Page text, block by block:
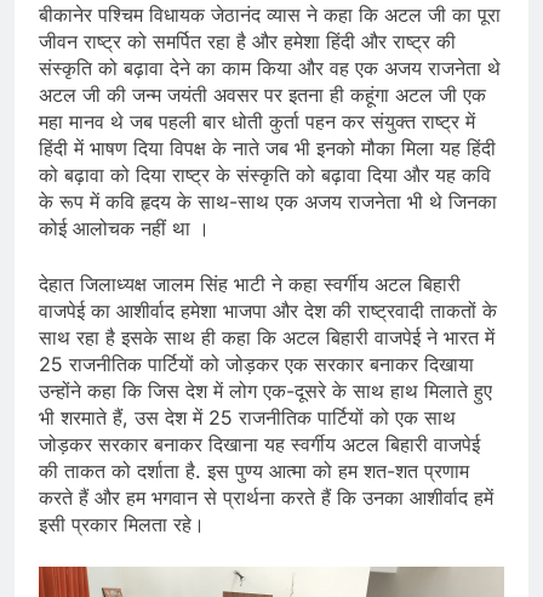
बीकानेर पश्चिम विधायक जेठानंद व्यास ने कहा कि अटल जी का पूरा
जीवन राष्ट्र को समर्पित रहा है और हमेशा हिंदी और राष्ट्र की
संस्कृति को बढ़ावा देने का काम किया और वह एक अजय राजनेता थे
अटल जी की जन्म जयंती अवसर पर इतना ही कहूंगा अटल जी एक
महा मानव थे जब पहली बार धोती कुर्ता पहन कर संयुक्त राष्ट्र में
हिंदी में भाषण दिया विपक्ष के नाते जब भी इनको मौका मिला यह हिंदी
को बढ़ावा को दिया राष्ट्र के संस्कृति को बढ़ावा दिया और यह कवि
के रूप में कवि हृदय के साथ-साथ एक अजय राजनेता भी थे जिनका
कोई आलोचक नहीं था ।
देहात जिलाध्यक्ष जालम सिंह भाटी ने कहा स्वर्गीय अटल बिहारी
वाजपेई का आशीर्वाद हमेशा भाजपा और देश की राष्ट्रवादी ताकतों के
साथ रहा है इसके साथ ही कहा कि अटल बिहारी वाजपेई ने भारत में
25 राजनीतिक पार्टियों को जोड़कर एक सरकार बनाकर दिखाया
उन्होंने कहा कि जिस देश में लोग एक-दूसरे के साथ हाथ मिलाते हुए
भी शरमाते हैं, उस देश में 25 राजनीतिक पार्टियों को एक साथ
जोड़कर सरकार बनाकर दिखाना यह स्वर्गीय अटल बिहारी वाजपेई
की ताकत को दर्शाता है. इस पुण्य आत्मा को हम शत-शत प्रणाम
करते हैं और हम भगवान से प्रार्थना करते हैं कि उनका आशीर्वाद हमें
इसी प्रकार मिलता रहे।